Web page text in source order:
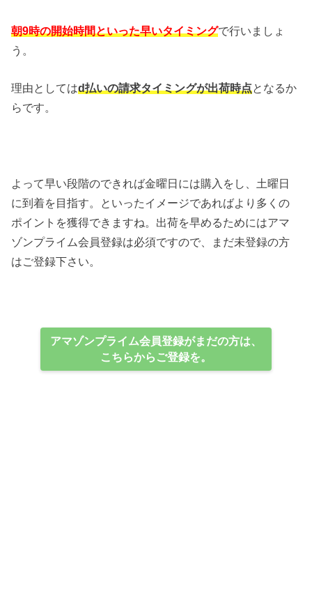
朝9時の開始時間といった早いタイミングで行いましょ
う。
理由としてはd払いの請求タイミングが出荷時点となるか
らです。
よって早い段階のできれば金曜日には購入をし、土曜日
に到着を目指す。といったイメージであればより多くの
ポイントを獲得できますね。出荷を早めるためにはアマ
ゾンプライム会員登録は必須ですので、まだ未登録の方
はご登録下さい。
アマゾンプライム会員登録がまだの方は、
こちらからご登録を。